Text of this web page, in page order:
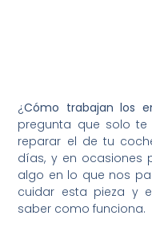
¿Cómo trabajan los
pregunta que solo
reparar el de tu
días, y en ocasiones
algo en lo que nos
cuidar esta pieza y
saber como funciona.